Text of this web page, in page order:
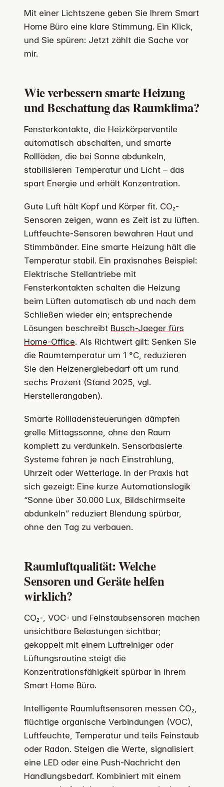
Mit einer Lichtszene geben Sie Ihrem Smart
Home Büro eine klare Stimmung. Ein Klick,
und Sie spüren: Jetzt zählt die Sache vor
mir.
Wie verbessern smarte Heizung
und Beschattung das Raumklima?
Fensterkontakte, die Heizkörperventile
automatisch abschalten, und smarte
Rollläden, die bei Sonne abdunkeln,
stabilisieren Temperatur und Licht – das
spart Energie und erhält Konzentration.
Gute Luft hält Kopf und Körper fit. CO₂-
Sensoren zeigen, wann es Zeit ist zu lüften.
Luftfeuchte-Sensoren bewahren Haut und
Stimmbänder. Eine smarte Heizung hält die
Temperatur stabil. Ein praxisnahes Beispiel:
Elektrische Stellantriebe mit
Fensterkontakten schalten die Heizung
beim Lüften automatisch ab und nach dem
Schließen wieder ein; entsprechende
Lösungen beschreibt Busch-Jaeger fürs
Home-Office. Als Richtwert gilt: Senken Sie
die Raumtemperatur um 1 °C, reduzieren
Sie den Heizenergiebedarf oft um rund
sechs Prozent (Stand 2025, vgl.
Herstellerangaben).
Smarte Rollladensteuerungen dämpfen
grelle Mittagssonne, ohne den Raum
komplett zu verdunkeln. Sensorbasierte
Systeme fahren je nach Einstrahlung,
Uhrzeit oder Wetterlage. In der Praxis hat
sich gezeigt: Eine kurze Automationslogik
“Sonne über 30.000 Lux, Bildschirmseite
abdunkeln” reduziert Blendung spürbar,
ohne den Tag zu verbauen.
Raumluftqualität: Welche
Sensoren und Geräte helfen
wirklich?
CO₂-, VOC- und Feinstaubsensoren machen
unsichtbare Belastungen sichtbar;
gekoppelt mit einem Luftreiniger oder
Lüftungsroutine steigt die
Konzentrationsfähigkeit spürbar in Ihrem
Smart Home Büro.
Intelligente Raumluftsensoren messen CO₂,
flüchtige organische Verbindungen (VOC),
Luftfeuchte, Temperatur und teils Feinstaub
oder Radon. Steigen die Werte, signalisiert
eine LED oder eine Push-Nachricht den
Handlungsbedarf. Kombiniert mit einem